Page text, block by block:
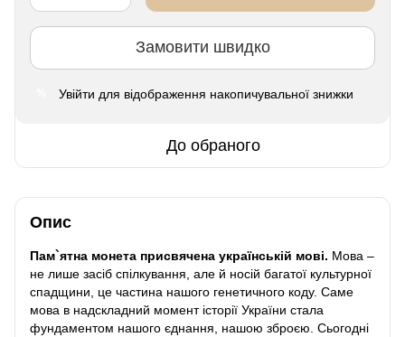
Замовити швидко
Увійти для відображення накопичувальної знижки
До обраного
Опис
Пам`ятна монета присвячена українській мові. Мова –
не лише засіб спілкування, але й носій багатої культурної
спадщини, це частина нашого генетичного коду. Саме
мова в надскладний момент історії України стала
фундаментом нашого єднання, нашою зброєю. Сьогодні